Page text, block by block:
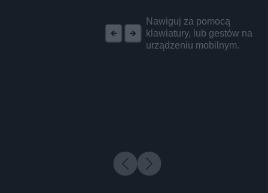
Nawiguj za pomocą
klawiatury, lub gestów na
urządzeniu mobilnym.